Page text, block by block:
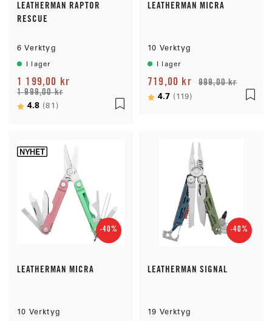
LEATHERMAN RAPTOR
RESCUE
6 Verktyg
I lager
1 199,00 kr
1 999,00 kr
Betyg:
4.8 (81) utav 5 stjärnor
LEATHERMAN MICRA
10 Verktyg
I lager
719,00 kr 999,00 kr
Betyg:
4.7 (119) utav 5 stjärnor
-40%
LEATHERMAN MICRA
10 Verktyg
-40%
LEATHERMAN SIGNAL
19 Verktyg